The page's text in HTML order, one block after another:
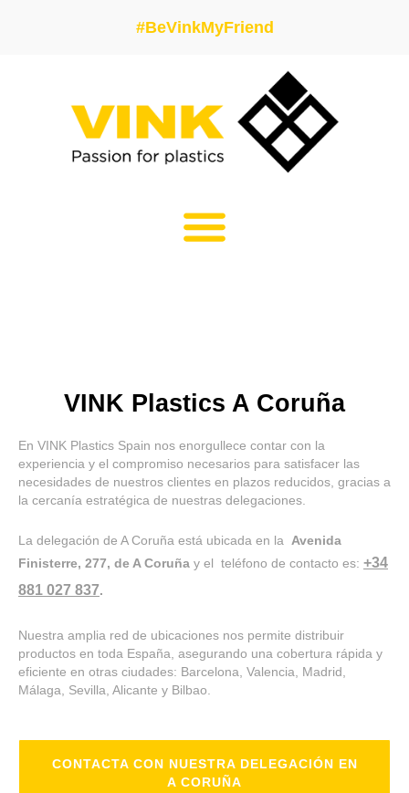
#BeVinkMyFriend
VINK Plastics A Coruña
En VINK Plastics Spain nos enorgullece contar con la
experiencia y el compromiso necesarios para satisfacer las
necesidades de nuestros clientes en plazos reducidos, gracias a
la cercanía estratégica de nuestras delegaciones.
La delegación de A Coruña está ubicada en la Avenida
Finisterre, 277, de A Coruña y el teléfono de contacto es: +34
881 027 837.
Nuestra amplia red de ubicaciones nos permite distribuir
productos en toda España, asegurando una cobertura rápida y
eficiente en otras ciudades: Barcelona, Valencia, Madrid,
Málaga, Sevilla, Alicante y Bilbao.
CONTACTA CON NUESTRA DELEGACIÓN EN
A CORUÑA